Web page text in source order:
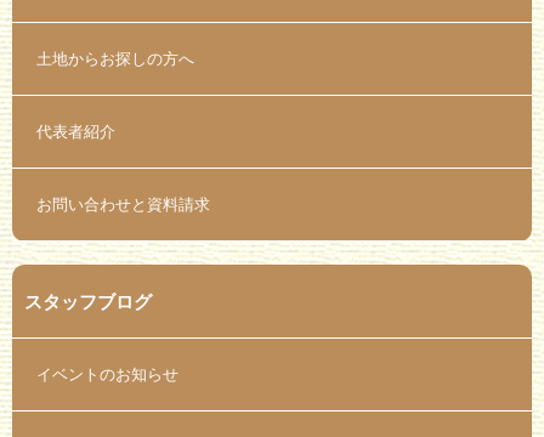
土地からお探しの方へ
代表者紹介
お問い合わせと資料請求
スタッフブログ
イベントのお知らせ